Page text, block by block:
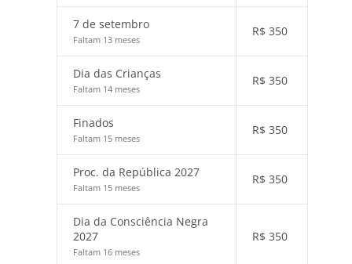
7 de setembro
Faltam 13 meses
R$ 350
Dia das Crianças
Faltam 14 meses
R$ 350
Finados
Faltam 15 meses
R$ 350
Proc. da República 2027
Faltam 15 meses
R$ 350
Dia da Consciência Negra
2027
Faltam 16 meses
R$ 350